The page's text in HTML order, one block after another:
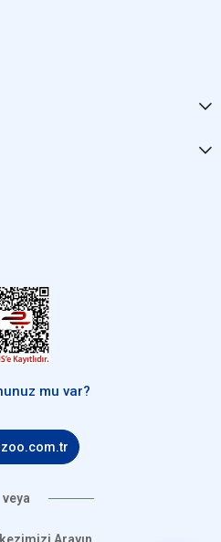
mu var?
veya
Arayın